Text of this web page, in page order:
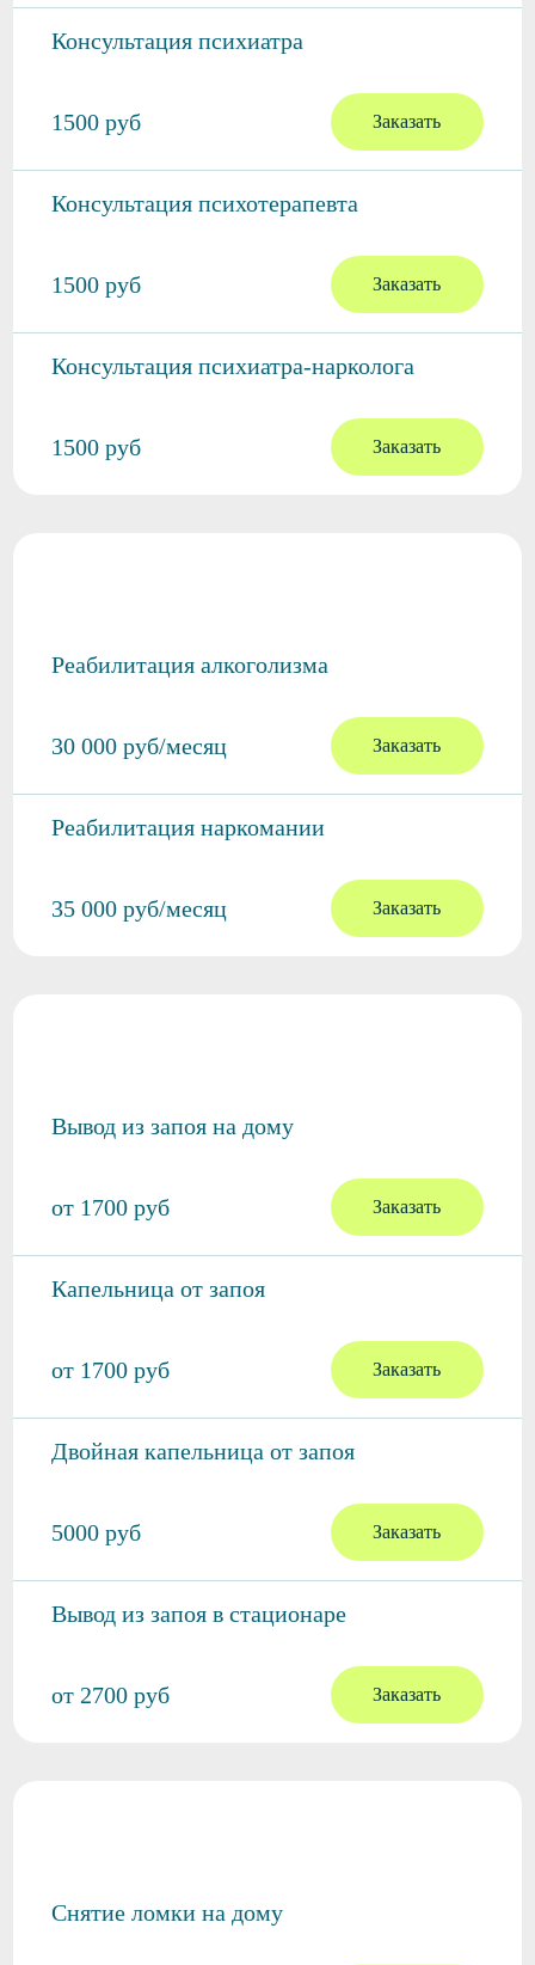
Консультация психиатра
1500 руб Заказать
Консультация психотерапевта
1500 руб Заказать
Консультация психиатра-нарколога
1500 руб Заказать
Реабилитация алкоголизма
30 000 руб/месяц Заказать
Реабилитация наркомании
35 000 руб/месяц Заказать
Вывод из запоя на дому
от 1700 руб Заказать
Капельница от запоя
от 1700 руб Заказать
Двойная капельница от запоя
5000 руб Заказать
Вывод из запоя в стационаре
от 2700 руб Заказать
Снятие ломки на дому